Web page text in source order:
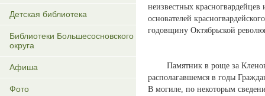
Детская библиотека
Библиотеки Большесосновского
округа
Афиша
Фото
неизвестных
основателей
годовщину Октябрьской
Памятник в роще за
располагавшемся в годы
В могиле, по некоторым